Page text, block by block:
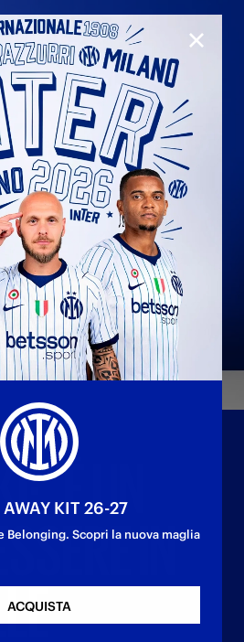
"ÈUN
IN
AWAY KIT 26-27
Belonging. Scopri la nuova maglia
ACQUISTA